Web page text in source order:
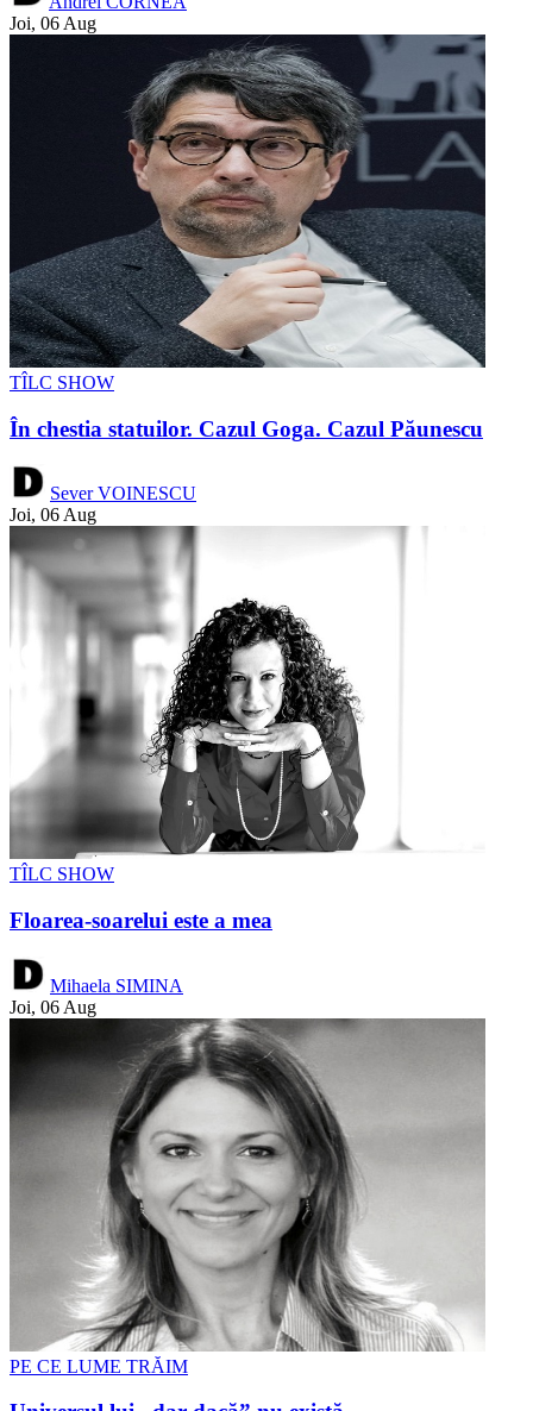
Joi, 06 Aug
TÎLC SHOW
În chestia statuilor. Cazul Goga. Cazul Păunescu
Sever VOINESCU
Joi, 06 Aug
TÎLC SHOW
Floarea-soarelui este a mea
Mihaela SIMINA
Joi, 06 Aug
PE CE LUME TRĂIM